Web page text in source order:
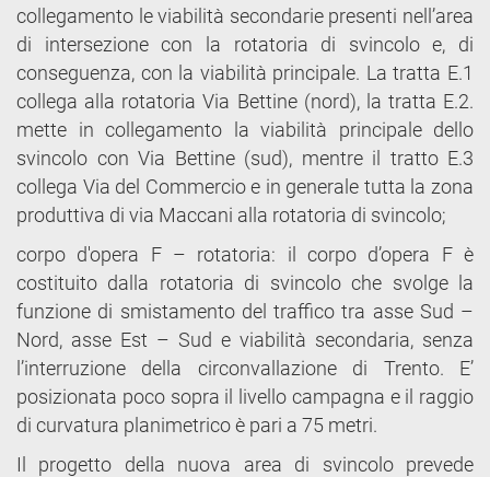
collegamento le viabilità secondarie presenti nell’area
di intersezione con la rotatoria di svincolo e, di
conseguenza, con la viabilità principale. La tratta E.1
collega alla rotatoria Via Bettine (nord), la tratta E.2.
mette in collegamento la viabilità principale dello
svincolo con Via Bettine (sud), mentre il tratto E.3
collega Via del Commercio e in generale tutta la zona
produttiva di via Maccani alla rotatoria di svincolo;
corpo d'opera F – rotatoria: il corpo d’opera F è
costituito dalla rotatoria di svincolo che svolge la
funzione di smistamento del traffico tra asse Sud –
Nord, asse Est – Sud e viabilità secondaria, senza
l’interruzione della circonvallazione di Trento. E’
posizionata poco sopra il livello campagna e il raggio
di curvatura planimetrico è pari a 75 metri.
Il progetto della nuova area di svincolo prevede